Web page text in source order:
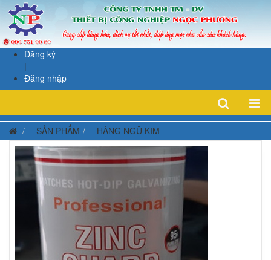
Đăng ký
|
Đăng nhập
SẢN PHẨM HÀNG NGŨ KIM